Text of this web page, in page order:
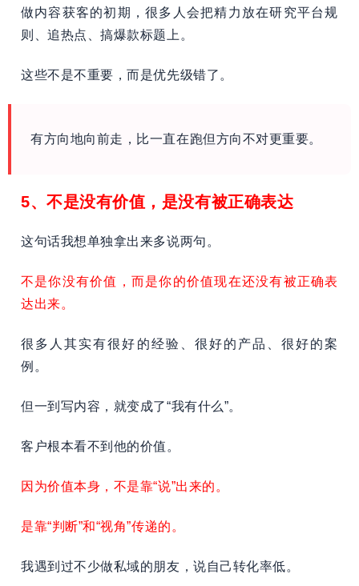
做内容获客的初期，很多人会把精力放在研究平台规
则、追热点、搞爆款标题上。
这些不是不重要，而是优先级错了。
有方向地向前走，比一直在跑但方向不对更重要。
5、不是没有价值，是没有被正确表达
这句话我想单独拿出来多说两句。
不是你没有价值，而是你的价值现在还没有被正确表
达出来。
很多人其实有很好的经验、很好的产品、很好的案
例。
但一到写内容，就变成了“我有什么”。
客户根本看不到他的价值。
因为价值本身，不是靠“说”出来的。
是靠“判断”和“视角”传递的。
我遇到过不少做私域的朋友，说自己转化率低。